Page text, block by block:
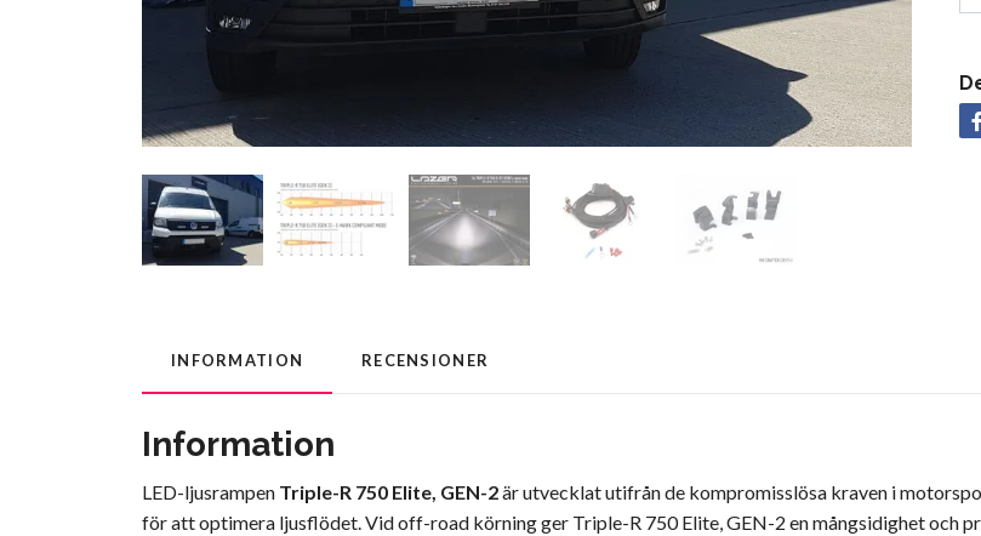
INFORMATION RECENSIONER
Information
LED-ljusrampen Triple-R 750 Elite, GEN-2är utvecklat utifrån de kompromisslösa kraven i
för att optimera ljusflödet. Vid off-road körning ger Triple-R 750 Elite, GEN-2 en mångsidighet och